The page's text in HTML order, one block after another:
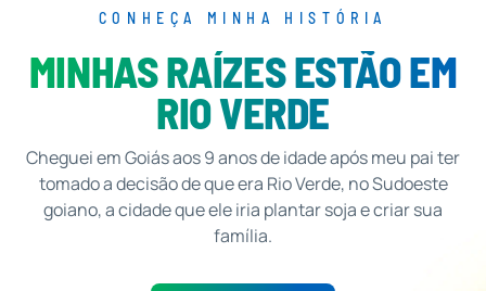
CONHEÇA MINHA HISTÓRIA
MINHAS RAÍZES ESTÃO EM
RIO VERDE
Cheguei em Goiás aos 9 anos de idade após meu pai ter
tomado a decisão de que era Rio Verde, no Sudoeste
goiano, a cidade que ele iria plantar soja e criar sua
família.